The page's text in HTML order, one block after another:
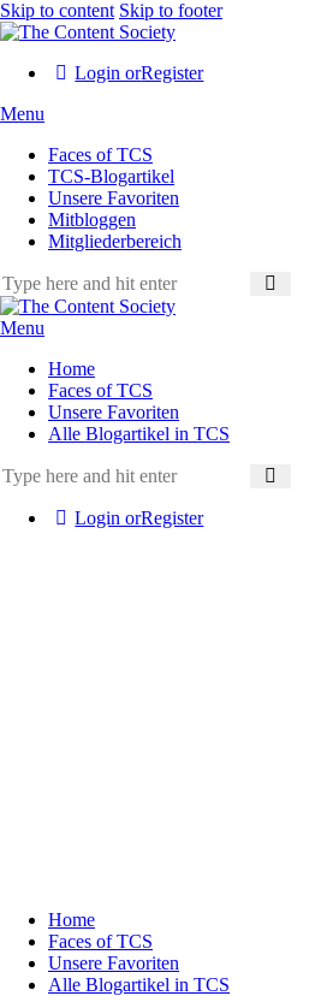
Skip to content Skip to footer
Login orRegister
Menu
Faces of TCS
TCS-Blogartikel
Unsere Favoriten
Mitbloggen
Mitgliederbereich
Menu
Home
Faces of TCS
Unsere Favoriten
Alle Blogartikel in TCS
Login orRegister
Home
Faces of TCS
Unsere Favoriten
Alle Blogartikel in TCS